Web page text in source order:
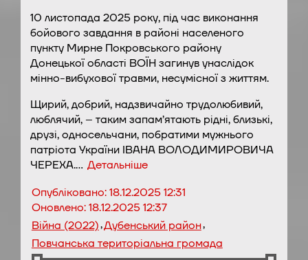
10 листопада 2025 року, під час виконання
бойового завдання в районі населеного
пункту Мирне Покровського району
Донецької області ВОЇН загинув унаслідок
мінно-вибухової травми, несумісної з життям.
Щирий, добрий, надзвичайно трудолюбивий,
люблячий, – таким запам’ятають рідні, близькі,
друзі, односельчани, побратими мужнього
патріота України ІВАНА ВОЛОДИМИРОВИЧА
ЧЕРЕХА.… Детальніше
Опубліковано:18.12.2025 12:31
Оновлено:18.12.2025 12:37
Війна (2022),Дубенський район,
Повчанська територіальна громада